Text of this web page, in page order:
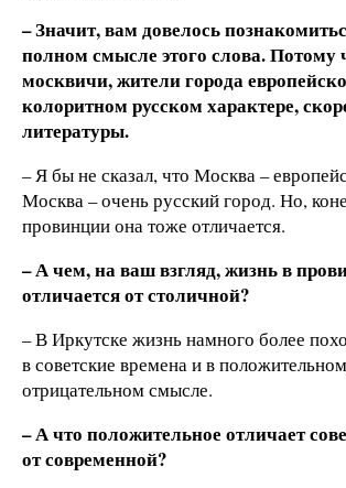
– Значит, вам довелось
полном смысле этого слова.
москвичи, жителигорода
колоритном русском характере,
литературы.
– Я бы не сказал, что Москва –
Москва – очень русский город. Но,
провинции она тоже отличается.
– А чем, на ваш взгляд, жизнь в
отличается от столичной?
– В Иркутске жизнь намного более
в советские времена и в
отрицательном смысле.
– А что положительное отличает
от современной?